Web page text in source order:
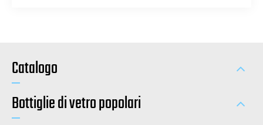
Catalogo
Bottiglie di vetro popolari